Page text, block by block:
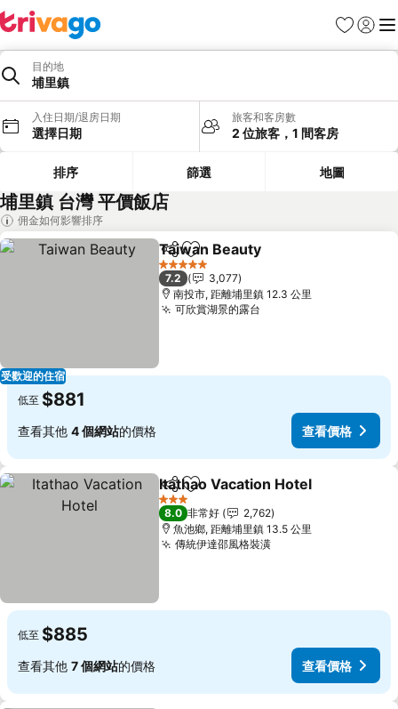
我的最愛
登入 選
目的地
埔里鎮
入住日期/退房日期
選擇日期
旅客和客房數
2 位旅客，1 間客房
排序 篩選 地圖
埔里鎮 台灣 平價飯店
佣金如何影響排序
受歡迎的住宿
分享 加入我的最愛
Taiwan Beauty
5 星級
7.2
3,077
南投市, 距離埔里鎮 12.3 公里
可欣賞湖景的露台
低至 $881
查看其他 4 個網站的價格 查看價格
分享 加入我的最愛
Itathao Vacation Hotel
3 星級
8.0 非常好
2,762
魚池鄉, 距離埔里鎮 13.5 公里
傳統伊達邵風格裝潢查看價格
低至 $885
查看其他 7 個網站的價格 查看價格